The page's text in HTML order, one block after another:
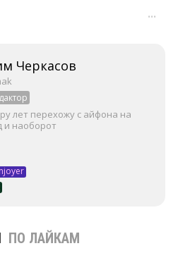
···
Черкасов
лет перехожу с айфона на
и наоборот
ПО ЛАЙКАМ